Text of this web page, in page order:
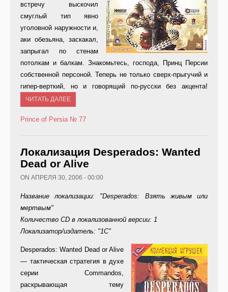
встречу выскочил
смуглый тип явно
уголовной наружности и,
аки обезьяна, заскакал,
запрыгал по стенам
потолкам и балкам. Знакомьтесь, господа, Принц Персии
собственной персоной. Теперь не только сверх-прыгучий и
гипер-верткий, но и говорящий по-русски без акцента!
ЧИТАТЬ ДАЛЕЕ
Prince of Persia № 77
Локализация Desperados: Wanted
Dead or Alive
ON АПРЕЛЯ 30, 2006 - 00:00
Название локализации: "Desperados: Взять живым или
мертвым"
Количество CD в локализованной версии: 1
Локализатор/издатель: "1С"
Desperados: Wanted Dead or Alive
— тактическая стратегия в духе
серии Commandos,
раскрывающая тему